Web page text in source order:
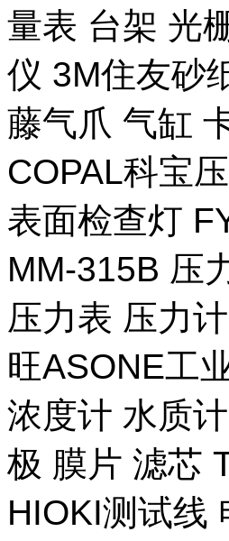
量表 台架 光
仪 3M住友砂
藤气爪 气缸
COPAL科宝
表面检查灯
MM-315B 压
压力表 压力
旺ASONE工
浓度计 水质
极 膜片 滤芯
HIOKI测试线